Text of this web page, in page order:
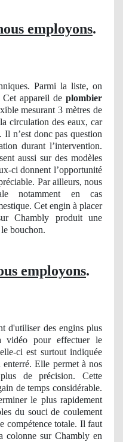
employons.
Parmi la liste, on
appareil de plombier
mesurant 3 mètres de
circulation des eaux, car
n’est donc pas question
durant l’intervention.
aussi sur des modèles
ci donnent l’opportunité
Par ailleurs, nous
notamment en cas
Cet engin à placer
Chambly produit une
bouchon.
employons.
d'utiliser des engins plus
vidéo pour effectuer le
ci est surtout indiquée
enterré. Elle permet à nos
de précision. Cette
de temps considérable.
le plus rapidement
du souci de coulement
compétence totale. Il faut
colonne sur Chambly en